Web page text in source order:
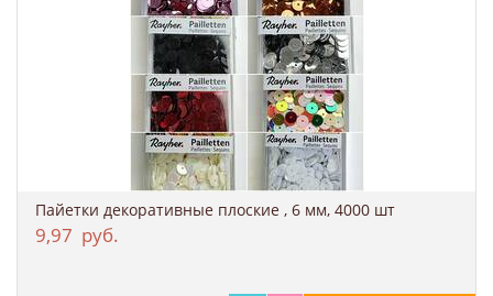
Пайетки декоративные плоские , 6 мм, 4000 шт
9,97 руб.